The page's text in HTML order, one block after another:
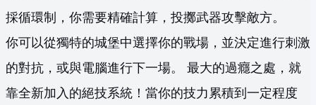
採循環制，你需要精確計算，投擲武器攻擊敵方。
你可以從獨特的城堡中選擇你的戰場，並決定進行刺激
的對抗，或與電腦進行下一場。 最大的過癮之處，就
靠全新加入的絕技系統！當你的技力累積到一定程度